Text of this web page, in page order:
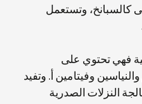
كالسبانخ، وتستعمل
فهي تحتوي على
وفيتامين أ. وتفيد
النزلات الصدرية